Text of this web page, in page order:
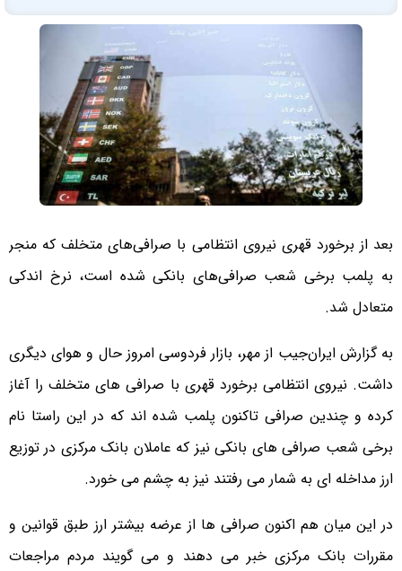
بعد از برخورد قهری نیروی انتظامی با صرافی‌های متخلف که منجر
به پلمب برخی شعب صرافی‌های بانکی شده است، نرخ اندکی
متعادل شد.
به گزارش ایران‌جیب از مهر، بازار فردوسی امروز حال و هوای دیگری
داشت. نیروی انتظامی برخورد قهری با صرافی های متخلف را آغاز
کرده و چندین صرافی تاکنون پلمب شده اند که در این راستا نام
برخی شعب صرافی های بانکی نیز که عاملان بانک مرکزی در توزیع
ارز مداخله ای به شمار می رفتند نیز به چشم می خورد.
در این میان هم اکنون صرافی ها از عرضه بیشتر ارز طبق قوانین و
مقررات بانک مرکزی خبر می دهند و می گویند مردم مراجعات